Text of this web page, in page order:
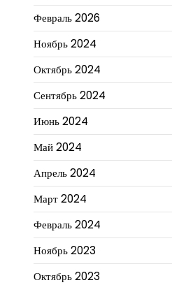
Февраль 2026
Ноябрь 2024
Октябрь 2024
Сентябрь 2024
Июнь 2024
Май 2024
Апрель 2024
Март 2024
Февраль 2024
Ноябрь 2023
Октябрь 2023